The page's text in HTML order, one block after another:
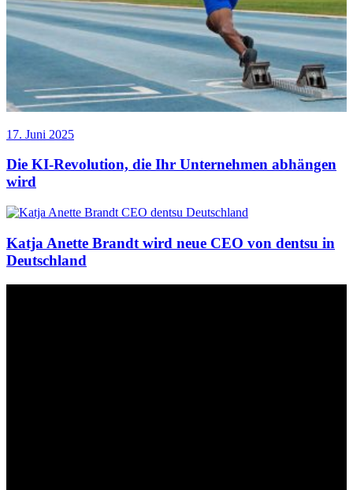
17. Juni 2025
Die KI-Revolution, die Ihr Unternehmen abhängen
wird
Katja Anette Brandt wird neue CEO von dentsu in
Deutschland